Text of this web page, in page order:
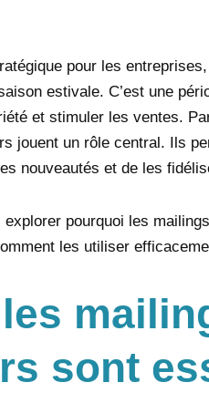
pour les
estivale. C’est une
et stimuler les ventes.
jouent un rôle central. Ils
nouveautés et de les
pourquoi les
les utiliser
sont